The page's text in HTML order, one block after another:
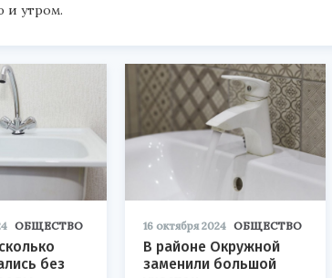
и утром.
ОБЩЕСТВО
без
16 октября 2024 ОБЩЕСТВО
В районе Окружной
заменили большой